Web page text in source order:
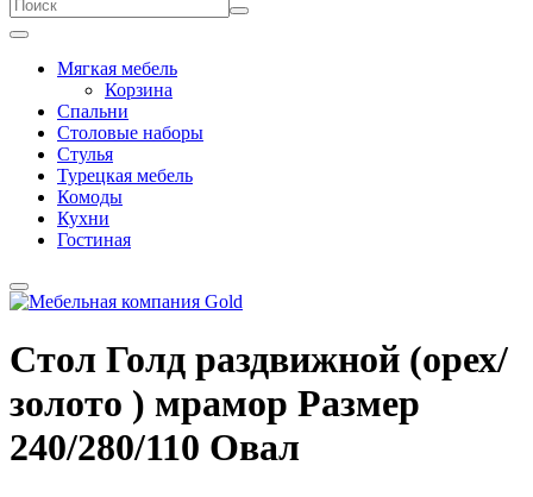
Мягкая мебель
Корзина
Спальни
Столовые наборы
Стулья
Турецкая мебель
Комоды
Кухни
Гостиная
Стол Голд раздвижной (орех/
золото ) мрамор Размер
240/280/110 Овал